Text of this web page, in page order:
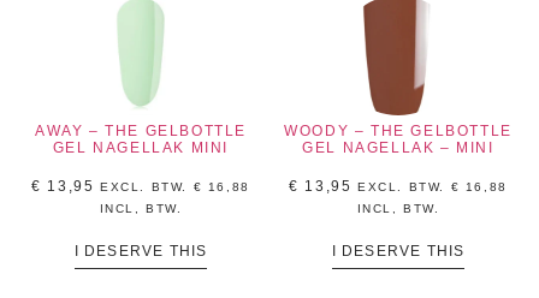
AWAY – THE GELBOTTLE
GEL NAGELLAK MINI
€ 13,95 EXCL. BTW. €
16,88
INCL, BTW.
I DESERVE THIS
WOODY – THE GELBOTTLE
GEL NAGELLAK – MINI
€ 13,95 EXCL. BTW. €
16,88
INCL, BTW.
I DESERVE THIS